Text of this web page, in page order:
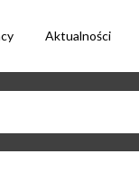
Aktualności